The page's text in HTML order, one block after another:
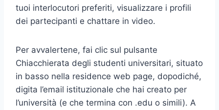
tuoi interlocutori preferiti, visualizzare i profili
dei partecipanti e chattare in video.
Per avvalertene, fai clic sul pulsante
Chiacchierata degli studenti universitari, situato
in basso nella residence web page, dopodiché,
digita l’email istituzionale che hai creato per
l’università (e che termina con .edu o simili). A